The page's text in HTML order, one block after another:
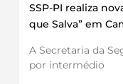
SSP-PI realiza
que Salva” em
A Secretaria da
por intermédio